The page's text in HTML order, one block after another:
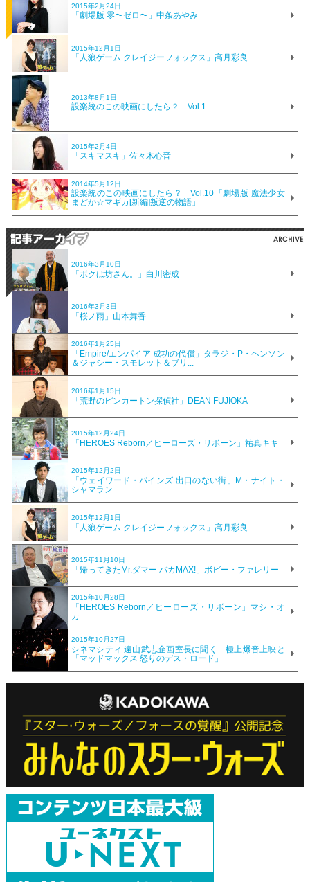
2015年2月24日
「劇場版 零〜ゼロ〜」中条あやみ
2015年12月1日
「人狼ゲーム クレイジーフォックス」高月彩良
2013年8月1日
設楽統のこの映画にしたら？ Vol.1
2015年2月4日
「スキマスキ」佐々木心音
2014年5月12日
設楽統のこの映画にしたら？ Vol.10「劇場版 魔法少女
まどか☆マギカ[新編]叛逆の物語」
2016年3月10日
「ボクは坊さん。」白川密成
2016年3月3日
「桜ノ雨」山本舞香
2016年1月25日
「Empire/エンパイア 成功の代償」タラジ・P・ヘンソン
＆ジャシー・スモレット＆ブリ...
2016年1月15日
「荒野のピンカートン探偵社」DEAN FUJIOKA
2015年12月24日
「HEROES Reborn／ヒーローズ・リボーン」祐真キキ
2015年12月2日
「ウェイワード・パインズ 出口のない街」M・ナイト・
シャマラン
2015年12月1日
「人狼ゲーム クレイジーフォックス」高月彩良
2015年11月10日
「帰ってきたMr.ダマー バカMAX!」ボビー・ファレリー
2015年10月28日
「HEROES Reborn／ヒーローズ・リボーン」マシ・オ
カ
2015年10月27日
シネマシティ 遠山武志企画室長に聞く 極上爆音上映と
「マッドマックス 怒りのデス・ロード」